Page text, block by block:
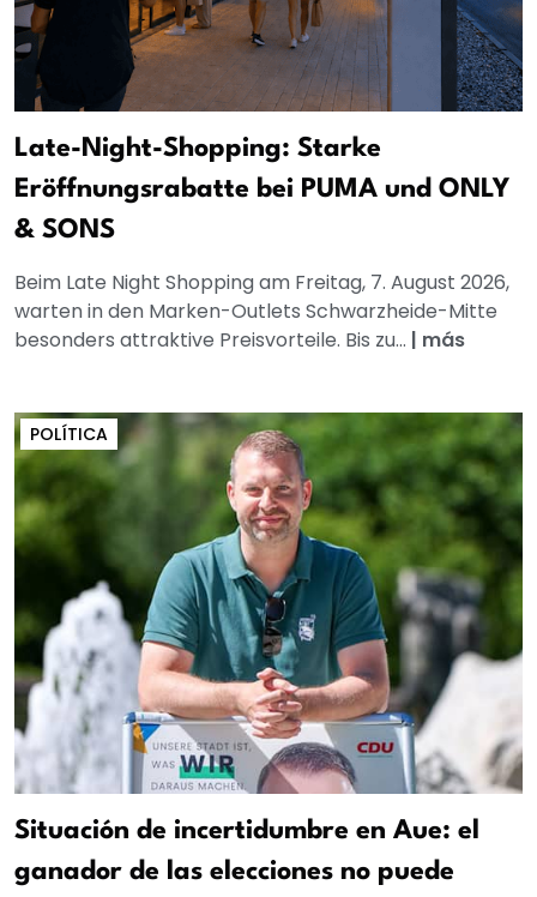
Late-Night-Shopping: Starke
Eröffnungsrabatte bei PUMA und ONLY
& SONS
Beim Late Night Shopping am Freitag, 7. August 2026,
warten in den Marken-Outlets Schwarzheide-Mitte
besonders attraktive Preisvorteile. Bis zu... | más
POLÍTICA
Situación de incertidumbre en Aue: el
ganador de las elecciones no puede